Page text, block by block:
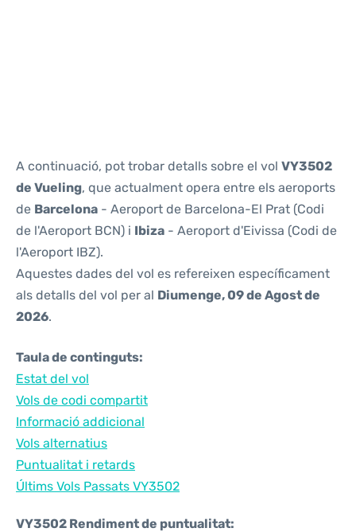
A continuació, pot trobar detalls sobre el vol VY3502
de Vueling, que actualment opera entre els aeroports
de Barcelona - Aeroport de Barcelona-El Prat (Codi
de l'Aeroport BCN) i Ibiza - Aeroport d'Eivissa (Codi de
l'Aeroport IBZ).
Aquestes dades del vol es refereixen específicament
als detalls del vol per al Diumenge, 09 de Agost de
2026.
Taula de continguts:
Estat del vol
Vols de codi compartit
Informació addicional
Vols alternatius
Puntualitat i retards
Últims Vols Passats VY3502
VY3502 Rendiment de puntualitat: